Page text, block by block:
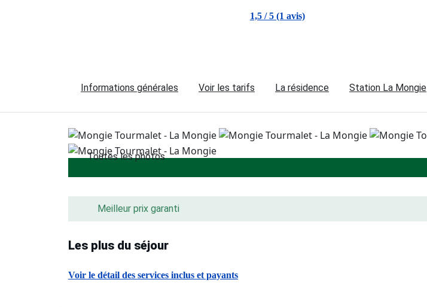
1,5 / 5 (1 avis)
Informations générales Voir les tarifs La résidence Station La Mongie
Toutes les photos
Meilleur prix garanti
Les plus du séjour
Voir le détail des services inclus et payants